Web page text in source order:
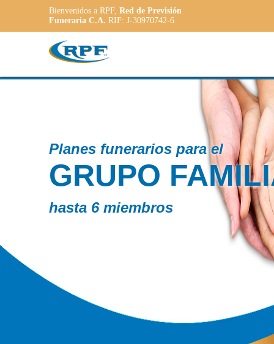
Bienvenidos a RPF, Red de Previsión
Funeraria C.A. RIF: J-30970742-6
Contamos
a las